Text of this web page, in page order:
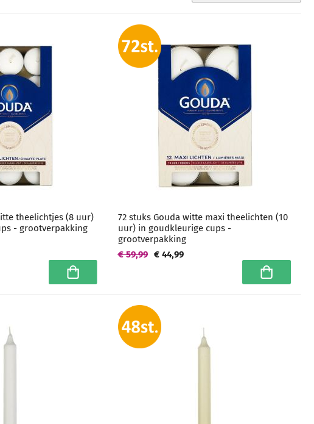
theelichtjes (8 uur)
- grootverpakking
In winkelwagen
72 stuks Gouda witte maxi theelichten (10
uur) in goudkleurige cups -
grootverpakking
€ 44,99
€ 59,99
In